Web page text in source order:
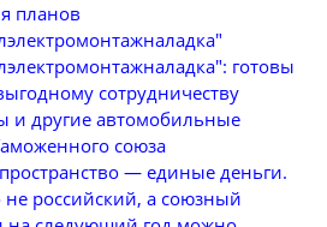
планов
готовы
сотрудничеству
и другие автомобильные
союза
— единые деньги.
не российский, а союзный